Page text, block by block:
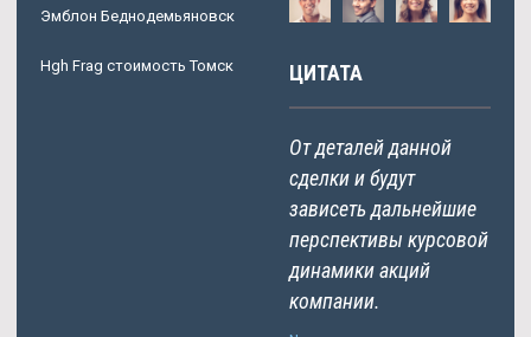
Эмблон Беднодемьяновск
Hgh Frag стоимость Томск ЦИТАТА
От деталей данной
сделки и будут
зависеть дальнейшие
перспективы курсовой
динамики акций
компании.